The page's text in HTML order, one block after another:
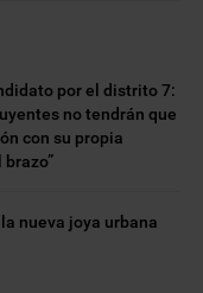
por el distrito 7:
no tendrán que
con su propia
nueva joya urbana